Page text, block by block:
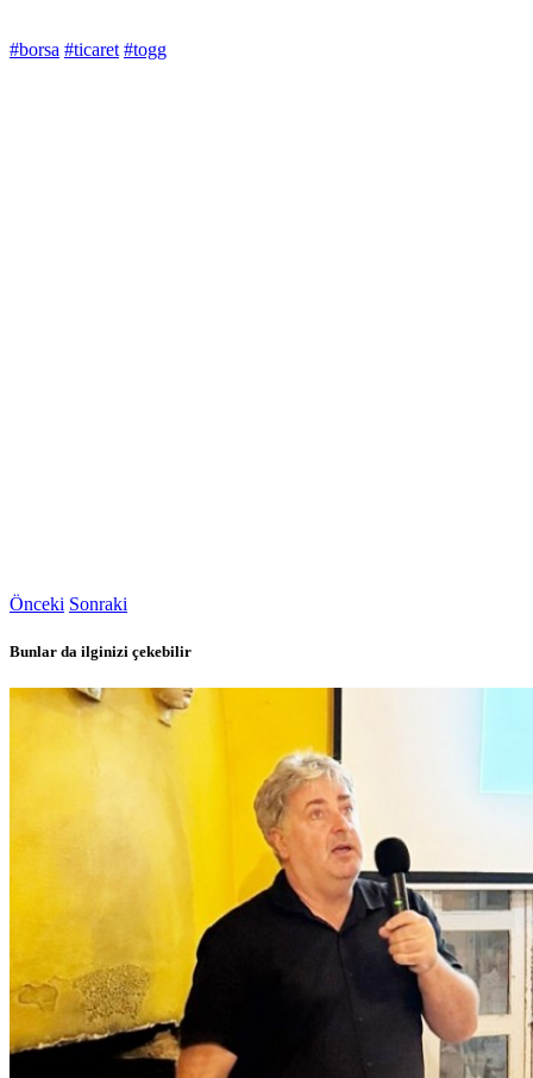
#borsa #ticaret #togg
Önceki Sonraki
Bunlar da ilginizi çekebilir